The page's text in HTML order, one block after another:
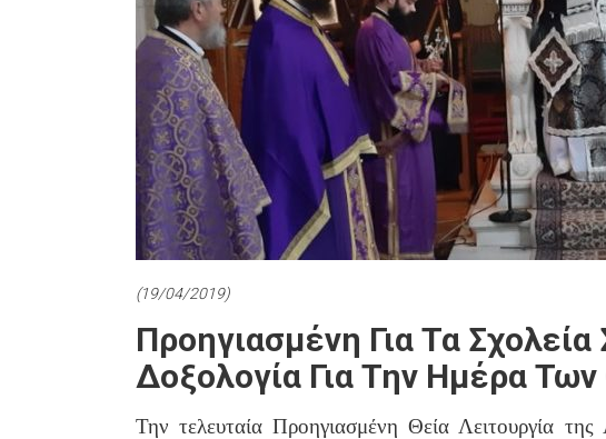
(19/04/2019)
Προηγιασμένη Για Τα Σχολεία
Δοξολογία Για Την Ημέρα
Την τελευταία Προηγιασμένη Θεία Λειτουργία